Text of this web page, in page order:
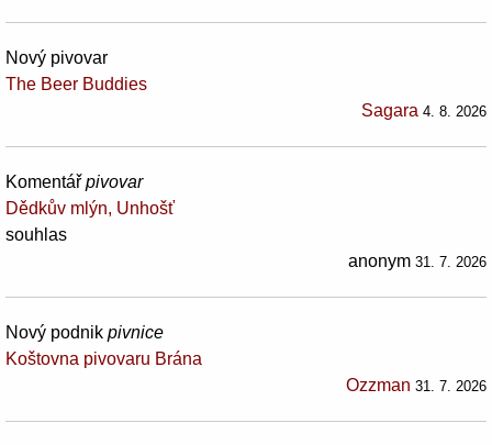
Nový pivovar
The Beer Buddies
Sagara 4. 8. 2026
Komentář pivovar
Dědkův mlýn, Unhošť
souhlas
anonym 31. 7. 2026
Nový podnik pivnice
Koštovna pivovaru Brána
Ozzman 31. 7. 2026